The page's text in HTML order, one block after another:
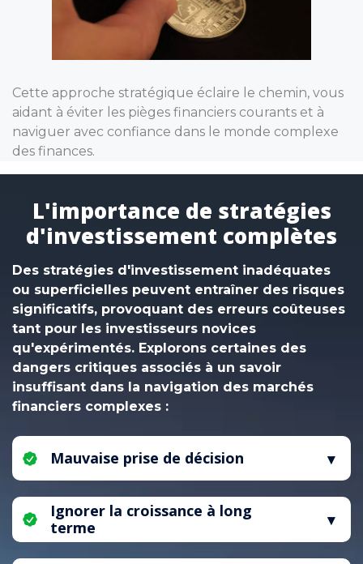
Cette approche stratégique éclaire le chemin, vous
aidant à éviter les pièges financiers courants et à
naviguer avec confiance dans le monde complexe
des finances.
L'importance de stratégies
d'investissement complètes
Des stratégies d'investissement inadéquates
ou superficielles peuvent entraîner des risques
significatifs, provoquant des erreurs coûteuses
tant pour les investisseurs novices
qu'expérimentés. Explorons certaines des
dangers critiques associés à un savoir
insuffisant dans la navigation des marchés
financiers complexes :
Mauvaise prise de décision
principes d'investissement, les investisseurs
peuvent prendre des décisions mal informées,
Ignorer la croissance à long
terme